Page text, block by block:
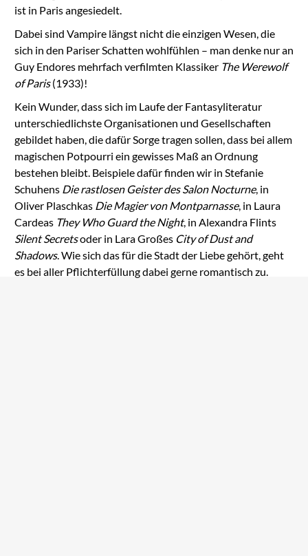
ist in Paris angesiedelt.
Dabei sind Vampire längst nicht die einzigen Wesen, die
sich in den Pariser Schatten wohlfühlen – man denke nur an
Guy Endores mehrfach verfilmten Klassiker The Werewolf
of Paris(1933)!
Kein Wunder, dass sich im Laufe der Fantasyliteratur
unterschiedlichste Organisationen und Gesellschaften
gebildet haben, die dafür Sorge tragen sollen, dass bei allem
magischen Potpourri ein gewisses Maß an Ordnung
bestehen bleibt. Beispiele dafür finden wir in Stefanie
Schuhens Die rastlosen Geister des Salon Nocturne, in
Oliver Plaschkas Die Magier von Montparnasse, in Laura
Cardeas They Who Guard the Night, in Alexandra Flints
Silent Secretsoder in Lara Großes City of Dust and
Shadows. Wie sich das für die Stadt der Liebe gehört, geht
es bei aller Pflichterfüllung dabei gerne romantisch zu.